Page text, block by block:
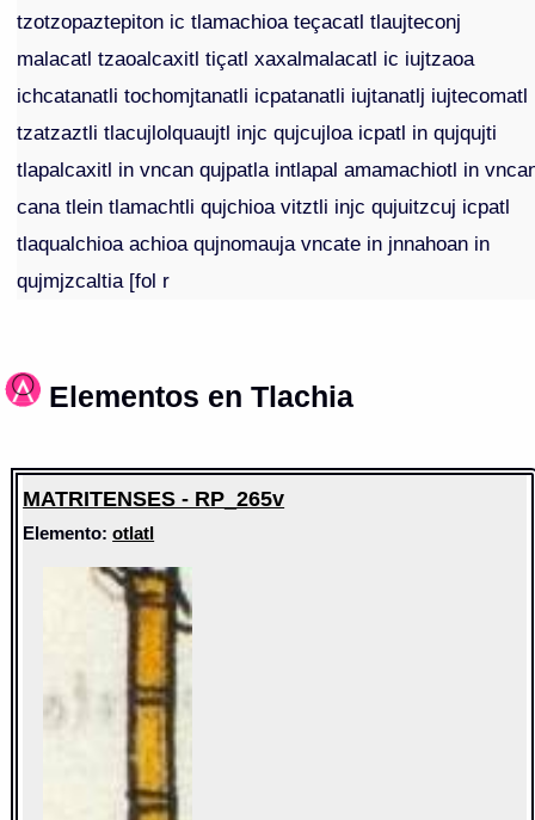
tzotzopaztepiton ic tlamachioa teçacatl tlaujteconj
malacatl tzaoalcaxitl tiçatl xaxalmalacatl ic iujtzaoa
ichcatanatli tochomjtanatli icpatanatli iujtanatlj iujtecomatl
tzatzaztli tlacujlolquaujtl injc qujcujloa icpatl in qujqujti
tlapalcaxitl in vncan qujpatla intlapal amamachiotl in
cana tlein tlamachtli qujchioa vitztli injc qujuitzcuj icpatl
tlaqualchioa achioa qujnomauja vncate in jnnahoan in
qujmjzcaltia [fol r
Elementos en Tlachia
MATRITENSES - RP_265v
Elemento:otlatl